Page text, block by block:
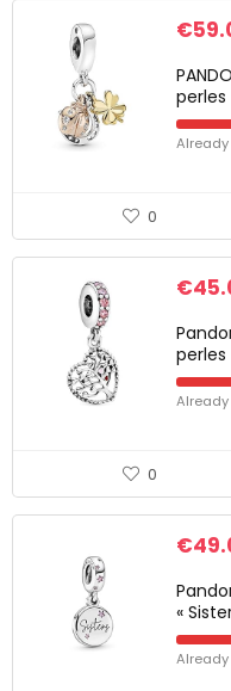
€
perles
Already
0
€
Already
0
€
«
Already